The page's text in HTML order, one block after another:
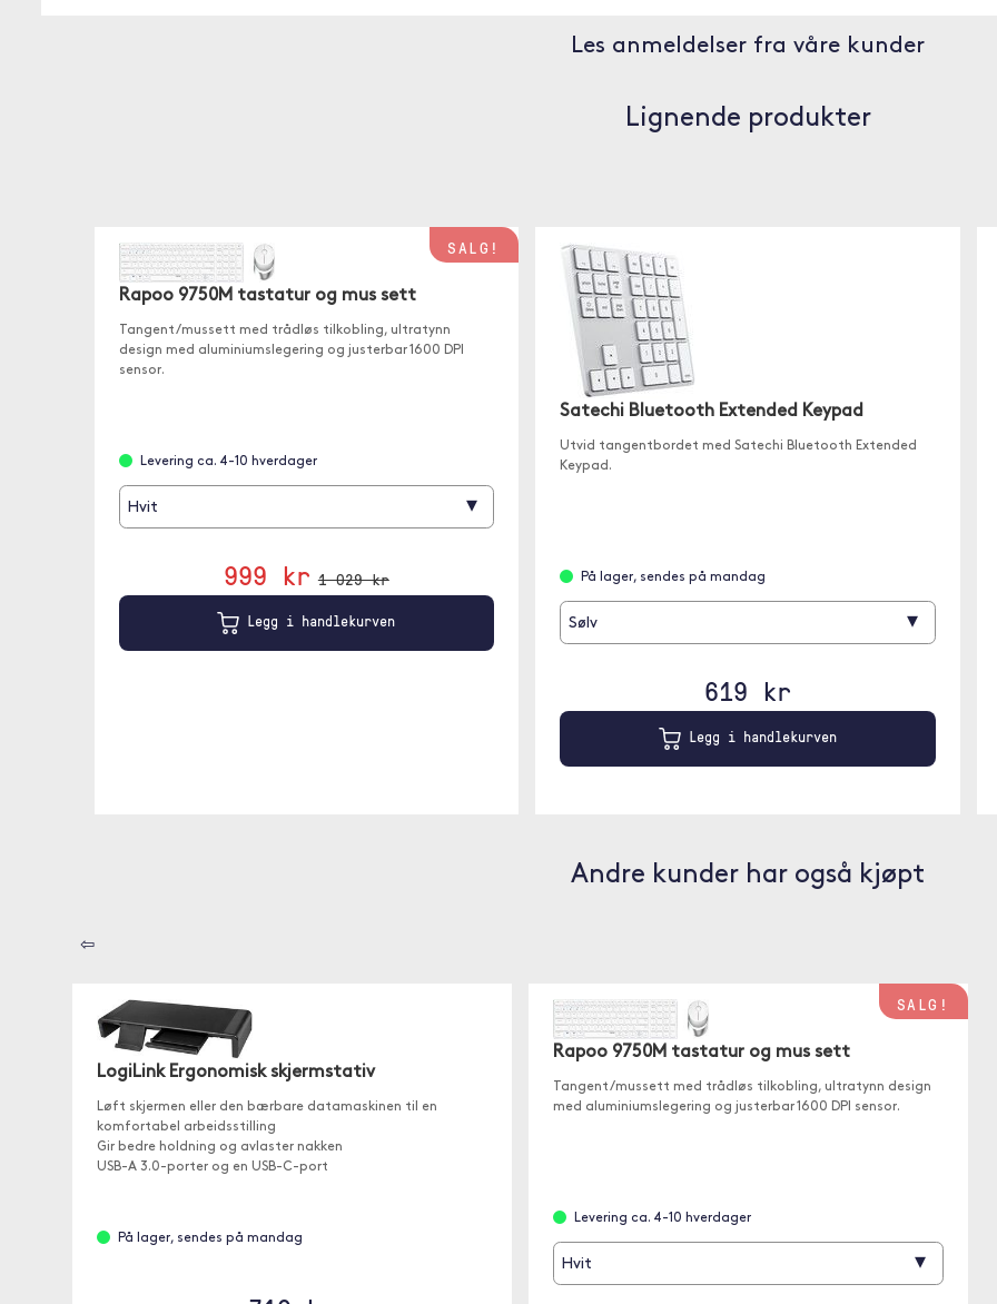
Les anmeldelser fra våre kunder
Lignende produkter
SALG!
Rapoo 9750M tastatur og mus sett
Tangent /mussett med trådløs tilkobling, ultratynn
design med aluminiumslegering og justerbar 1600 DPI
sensor.
Levering ca. 4-10 hverdager
Hvit ▾
999 kr 1 029 kr
Legg i handlekurven
Satechi Bluetooth Extended Keypad
Utvid tangentbordet med Satechi Bluetooth Extended
Keypad.
På lager, sendes på mandag
Sølv ▾
619 kr
Legg i handlekurven
Andre kunder har også kjøpt
⇦
LogiLink Ergonomisk skjermstativ
Løft skjermen eller den bærbare datamaskinen til en
komfortabel arbeidsstilling
Gir bedre holdning og avlaster nakken
USB-A 3.0-porter og en USB-C-port
På lager, sendes på mandag
SALG!
Rapoo 9750M tastatur og mus sett
Tangent /mussett med trådløs tilkobling, ultratynn design
med aluminiumslegering og justerbar 1600 DPI sensor.
Levering ca. 4-10 hverdager
Hvit ▾